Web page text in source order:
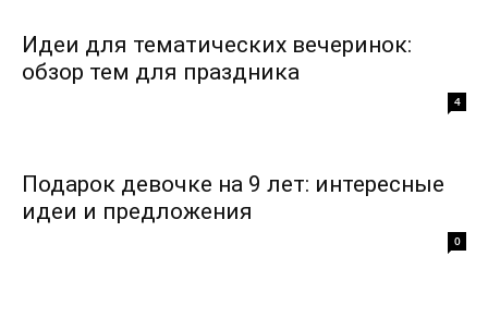
Идеи для тематических вечеринок:
обзор тем для праздника
4
Подарок девочке на 9 лет: интересные
идеи и предложения
0